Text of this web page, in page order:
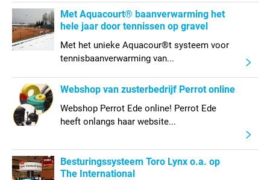
Met Aquacourt® baanverwarming het
hele jaar door tennissen op gravel
Met het unieke Aquacour®t systeem voor
tennisbaanverwarming van...
Webshop van zusterbedrijf Perrot online
Webshop Perrot Ede online! Perrot Ede
heeft onlangs haar website...
Besturingssysteem Toro Lynx o.a. op
The International